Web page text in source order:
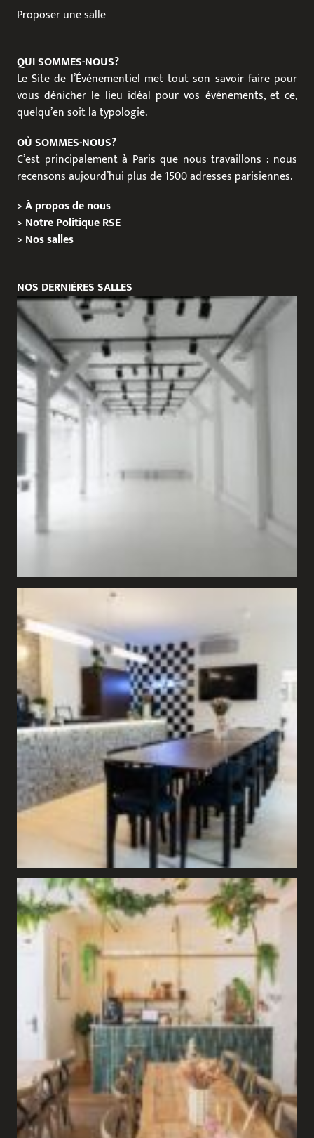
Proposer une salle
QUI SOMMES-NOUS?
Le Site de l’Événementiel met tout son savoir faire pour
vous dénicher le lieu idéal pour vos événements, et ce,
quelqu’en soit la typologie.
OÙ SOMMES-NOUS?
C’est principalement à Paris que nous travaillons : nous
recensons aujourd’hui plus de 1500 adresses parisiennes.
>À propos de nous
> Notre Politique RSE
> Nos salles
NOS DERNIÈRES SALLES